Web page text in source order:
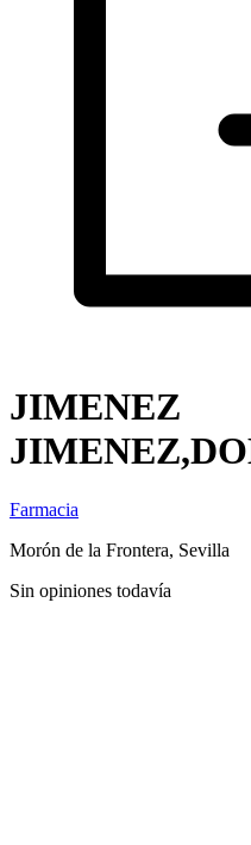
JIMENEZ
Farmacia
Morón de la Frontera, Sevilla
Sin opiniones todavía